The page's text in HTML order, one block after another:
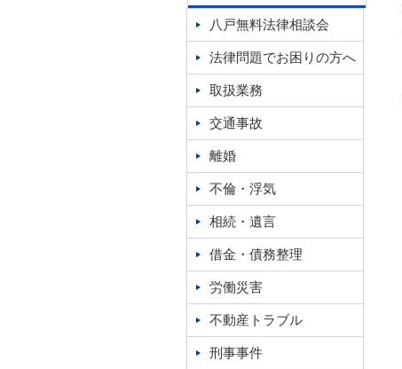
八戸無料法律相談会
法律問題でお困りの方へ
取扱業務
交通事故
離婚
不倫・浮気
相続・遺言
借金・債務整理
労働災害
不動産トラブル
刑事事件